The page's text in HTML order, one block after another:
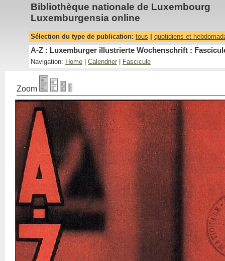
Bibliothèque nationale de Luxembourg
Luxemburgensia online
Sélection du type de publication: tous quotidiens et
A-Z : Luxemburger illustrierte Wochenschrift :
Navigation: Home Calendrier Fascicule
Zoom